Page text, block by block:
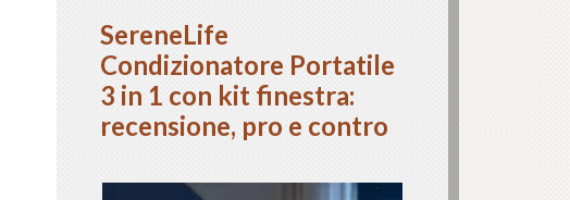
SereneLife
Condizionatore Portatile
3 in 1 con kit finestra:
recensione, pro e contro